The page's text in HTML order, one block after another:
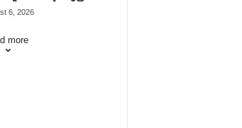
6, 2026
more